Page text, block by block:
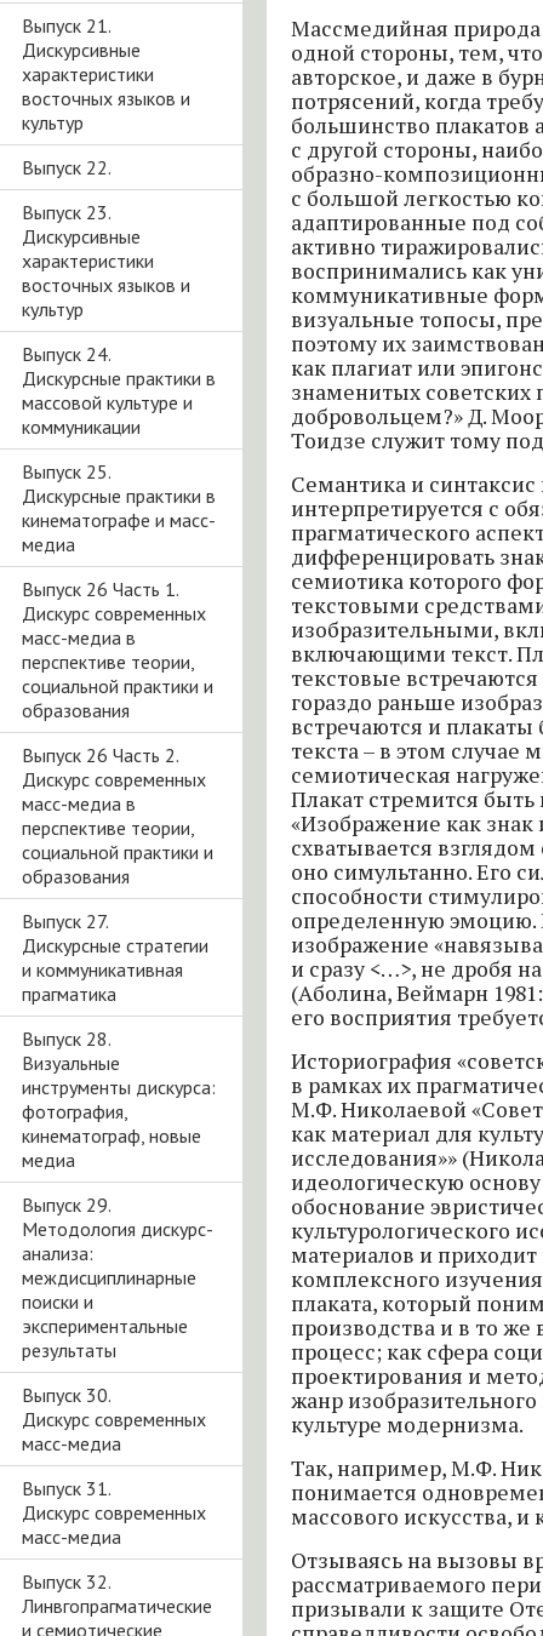
Выпуск 21.
Дискурсивные
характеристики
восточных языков и
культур
Выпуск 22.
Выпуск 23.
Дискурсивные
характеристики
восточных языков и
культур
Выпуск 24.
Дискурсные практики в
массовой культуре и
коммуникации
Выпуск 25.
Дискурсные практики в
кинематографе и масс-
медиа
Выпуск 26 Часть 1.
Дискурс современных
масс-медиа в
перспективе теории,
социальной практики и
образования
Выпуск 26 Часть 2.
Дискурс современных
масс-медиа в
перспективе теории,
социальной практики и
образования
Выпуск 27.
Дискурсные стратегии
и коммуникативная
прагматика
Выпуск 28.
Визуальные
инструменты дискурса:
фотография,
кинематограф, новые
медиа
Выпуск 29.
Методология дискурс-
анализа:
междисциплинарные
поиски и
экспериментальные
результаты
Выпуск 30.
Дискурс современных
масс-медиа
Выпуск 31.
Дискурс современных
масс-медиа
Выпуск 32.
Линвгопрагматические
и семиотические
Массмедийная природа
одной стороны, тем,
авторское, и даже в
потрясений, когда
большинство плакатов
с другой стороны,
образно-
с большой легкостью
адаптированные под
активно
воспринимались как
коммуникативные
визуальные топосы,
поэтому их
как плагиат или
знаменитых советских
добровольцем?» Д.
Тоидзе служит тому
Семантика и синтаксис
интерпретируется с
прагматического
дифференцировать
семиотика которого
текстовыми
изобразительными,
включающими текст.
текстовые
гораздо раньше
встречаются и плакаты
текста – в этом случае
семиотическая
Плакат стремится
«Изображение как
схватывается
оно симультанно. Его
способности
определенную эмоцию.
изображение
и сразу <…>, не дробя
(Аболина, Веймарн
его восприятия
Историография
в рамках их
М.Ф. Николаевой
как материал для
исследования»»
идеологическую
обоснование
культурологического
материалов и
комплексного
плаката, который
производства и в то
процесс; как сфера
проектирования и
жанр
культуре модернизма.
Так, например, М.Ф.
понимается
массового искусства, и
Отзываясь на вызовы
рассматриваемого
призывали к защите